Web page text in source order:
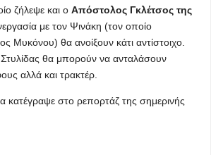
ζήλεψε και ο Απόστολος Γκλέτσος της
με τον Ψινάκη (τον οποίο
Μυκόνου) θα ανοίξουν κάτι αντίστοιχο.
Στυλίδας θα μπορούν να ανταλάσουν
αλλά και τρακτέρ.
κατέγραψε στο ρεπορτάζ της σημερινής